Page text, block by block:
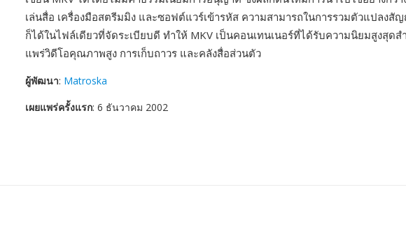
เล่นสื่อ เครื่องมือสตรีมมิง และซอฟต์แวร์เข้ารหัส ความสามารถในการรวมตัวแปลง
ก็ได้ในไฟล์เดียวที่จัดระเบียบดี ทำให้ MKV เป็นคอนเทนเนอร์ที่ได้รับความนิยมสูงสุดส
แพร่วิดีโอคุณภาพสูง การเก็บถาวร และคลังสื่อส่วนตัว
ผู้พัฒนา: Matroska
เผยแพร่ครั้งแรก: 6 ธันวาคม 2002